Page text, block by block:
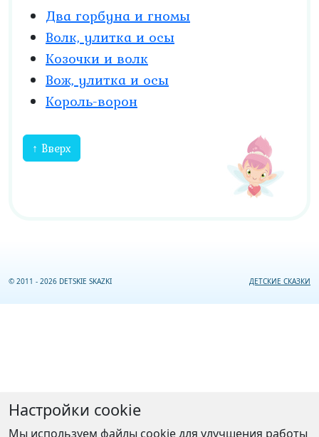
Два горбуна и гномы
Волк, улитка и осы
Козочки и волк
Вож, улитка и осы
Король-ворон
↑ Вверх
© 2011 - 2026 DETSKIE SKAZKI ДЕТСКИЕ СКАЗКИ
Настройки cookie
Мы используем файлы cookie для улучшения работы